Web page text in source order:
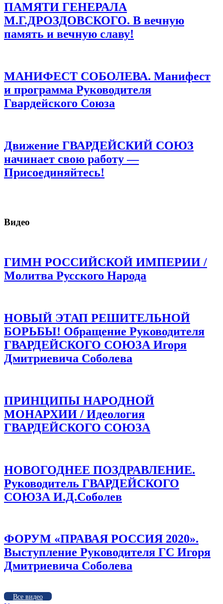
ПАМЯТИ ГЕНЕРАЛА
М.Г.ДРОЗДОВСКОГО. В вечную
память и вечную славу!
МАНИФЕСТ СОБОЛЕВА. Манифест
и программа Руководителя
Гвардейского Союза
Движение ГВАРДЕЙСКИЙ СОЮЗ
начинает свою работу —
Присоединяйтесь!
Видео
ГИМН РОССИЙСКОЙ ИМПЕРИИ /
Молитва Русского Народа
НОВЫЙ ЭТАП РЕШИТЕЛЬНОЙ
БОРЬБЫ! Обращение Руководителя
ГВАРДЕЙСКОГО СОЮЗА Игоря
Дмитриевича Соболева
ПРИНЦИПЫ НАРОДНОЙ
МОНАРХИИ / Идеология
ГВАРДЕЙСКОГО СОЮЗА
НОВОГОДНЕЕ ПОЗДРАВЛЕНИЕ.
Руководитель ГВАРДЕЙСКОГО
СОЮЗА И.Д.Соболев
ФОРУМ «ПРАВАЯ РОССИЯ 2020».
Выступление Руководителя ГС Игоря
Дмитриевича Соболева
Все видео